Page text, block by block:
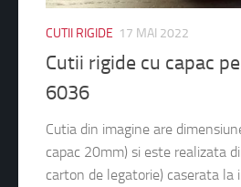
CUTII RIGIDE 17 MAI 2022
Cutii rigide cu capac
6036
Cutia din imagine are
capac 20mm) si este realizata
carton de legatorie) caserata